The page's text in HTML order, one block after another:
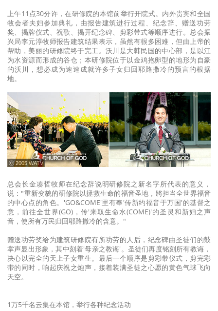
上午11点30分许，在研修院的本馆前举行开院式。内外贵宾和全国
牧会者夫妇参加典礼，由报告建筑进行过程、纪念辞、赠送功劳
奖、揭牌仪式、祝歌、揭开纪念碑、剪彩带式等顺序进行。总会振
兴局李元淳牧师报告建筑结果表示，虽然有很多困难，但由上帝的
帮助，美丽的研修院终于完工。沃川是大韩民国的中心部，是以江
为水资源而形成的谷仓；本研修院位于以金鸡抱卵型的地形为自豪
的沃川，想必成为速速成就许多子女归回耶路撒冷的预言的根据
地。
ⓒ 2005 WATV
总会长金凑哲牧师在纪念辞说明研修院之新名字所代表的意义，
说："重新变貌的研修院以拯救生命的福音圣地，將担当全世界福音
的中心点的角色。'GO&COME'里有奉'传新约福音于万国'的基督之
意，前往全世界(GO)，传'来取生命水(COME)'的圣灵和新妇之声
音，使所有万民归回耶路撒冷的含意。"
赠送功劳奖给为建筑研修院有所功劳的人后，纪念碑由圣徒们的鼓
掌声显出形象，其中刻着'母亲之教诲'。圣徒们再度铭刻所有教诲，
决心以完全的天上子女重生。最后一个顺序是剪彩带仪式，剪完彩
带的同时，响起庆祝之炮声，接着装满圣徒之心愿的黄色气球飞向
天空。
1万5千名云集在本馆，举行各种纪念活动